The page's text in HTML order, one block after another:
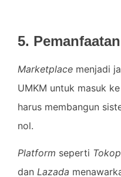
5. Pemanfaatan
Marketplace menjadi
UMKM untuk masuk
harus membangun
nol.
Platform seperti
dan Lazada